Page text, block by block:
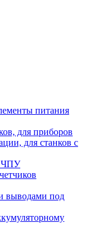
питания
для приборов
для станков с
ЧПУ
выводами под